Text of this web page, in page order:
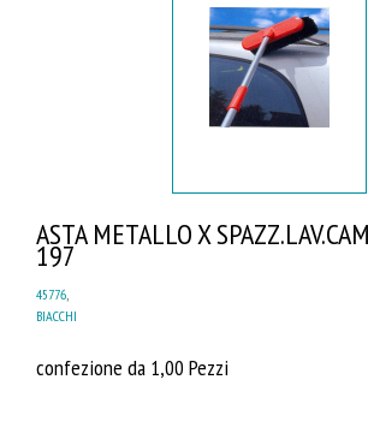
ASTA METALLO X
197
45776,
BIACCHI
confezione da 1,00 Pezzi